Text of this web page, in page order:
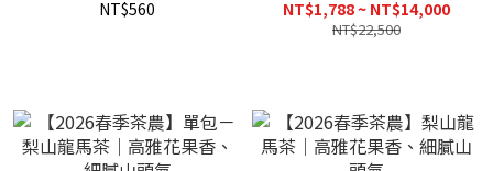
豐富
NT$560
NT$1,788 ~ NT$14,000
NT$22,500